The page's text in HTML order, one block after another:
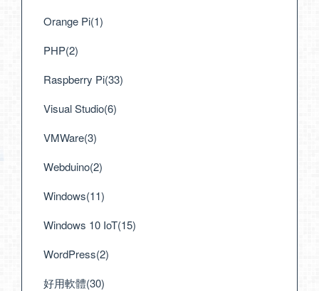
Orange Pi(1)
PHP(2)
Raspberry Pi(33)
Visual Studio(6)
VMWare(3)
Webduino(2)
Windows(11)
Windows 10 IoT(15)
WordPress(2)
好用軟體(30)